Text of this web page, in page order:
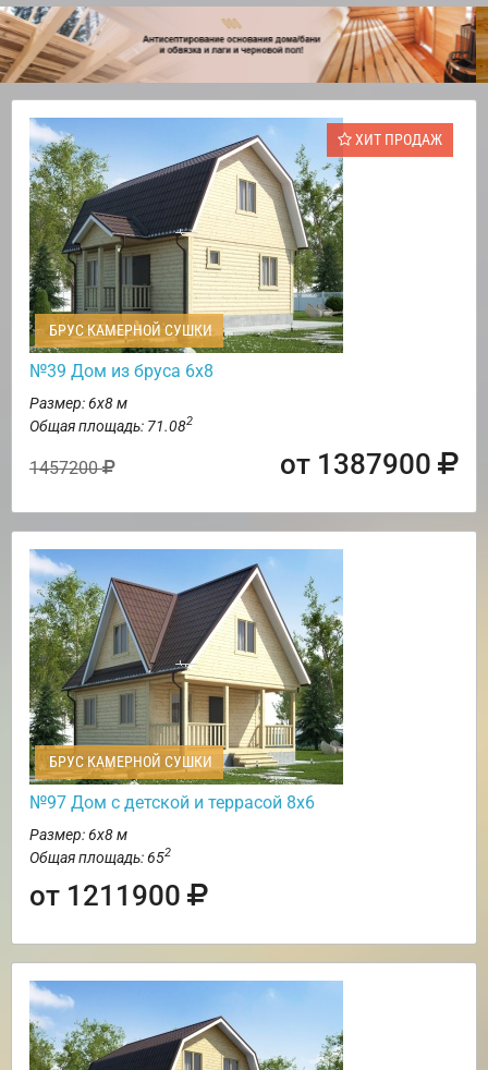
ХИТ ПРОДАЖ
БРУС КАМЕРНОЙ СУШКИ
№39 Дом из бруса 6х8
Размер: 6х8 м
Общая площадь: 71.082
1457200 от 1387900
БРУС КАМЕРНОЙ СУШКИ
№97 Дом с детской и террасой 8х6
Размер: 6х8 м
Общая площадь: 652
от 1211900